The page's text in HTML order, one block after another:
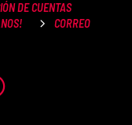
DE CUENTAS
CORREO